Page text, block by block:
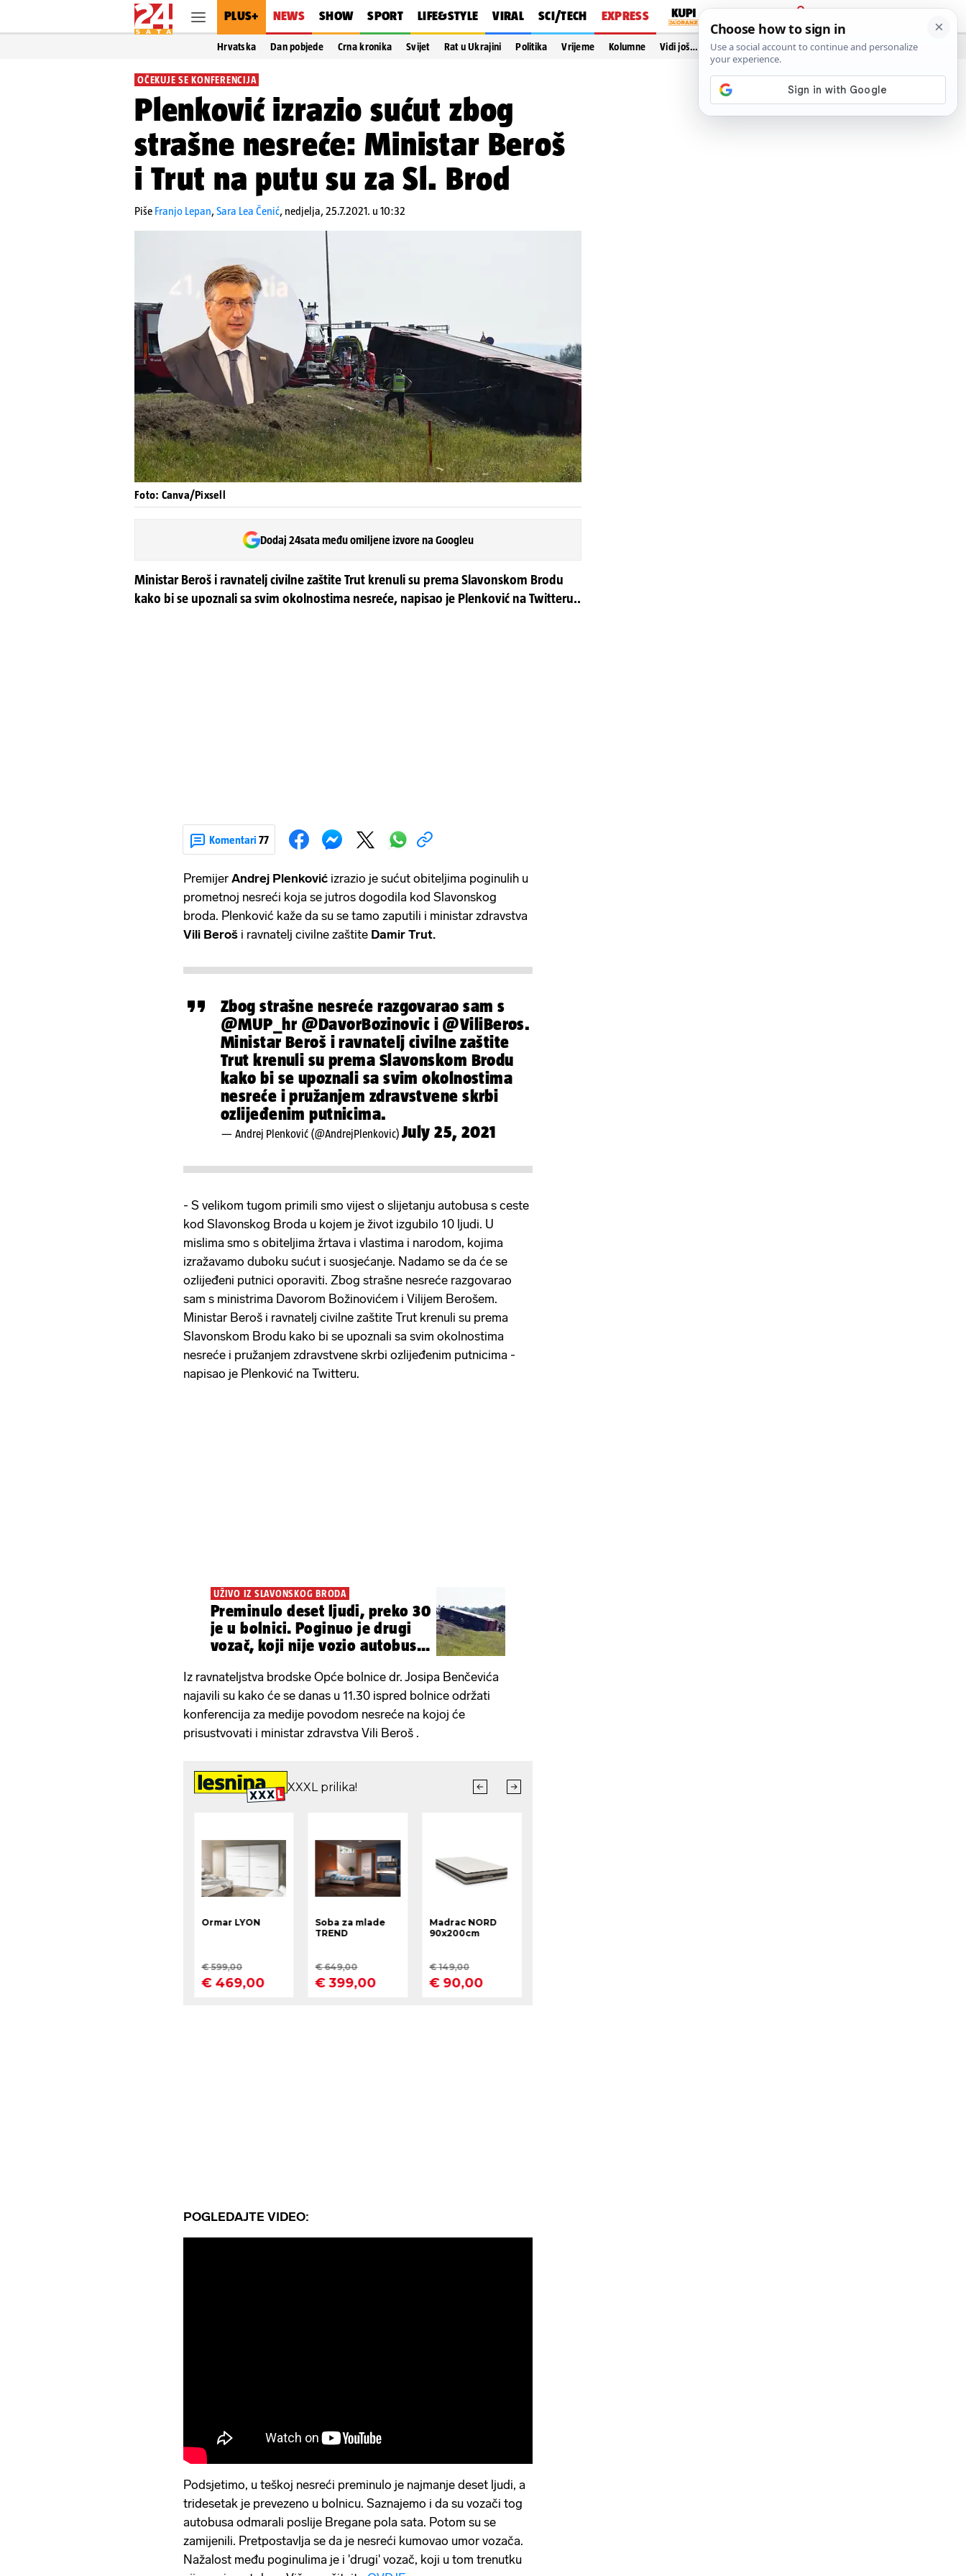
PLUS+ NEWS SHOW SPORT LIFE&STYLE VIRAL SCI/TECH EXPRESS
PRIJAVA
Hrvatska Dan pobjede Crna kronika Svijet Rat u Ukrajini Politika Vrijeme Kolumne Vidi još…
OČEKUJE SE KONFERENCIJA
Plenković izrazio sućut zbog
strašne nesreće: Ministar Beroš
i Trut na putu su za Sl. Brod
Piše Franjo Lepan,Sara Lea Čenić, nedjelja, 25.7.2021. u 10:32
Foto: Canva/Pixsell
Dodaj 24sata među omiljene izvore na Googleu
Ministar Beroš i ravnatelj civilne zaštite Trut krenuli su prema Slavonskom Brodu
kako bi se upoznali sa svim okolnostima nesreće, napisao je Plenković na Twitteru..
Komentari 77
Premijer Andrej Plenković izrazio je sućut obiteljima poginulih u
prometnoj nesreći koja se jutros dogodila kod Slavonskog
broda. Plenković kaže da su se tamo zaputili i ministar zdravstva
Vili Beroš i ravnatelj civilne zaštite Damir Trut.
Zbog strašne nesreće razgovarao sam s
@MUP_hr @DavorBozinovic i @ViliBeros.
Ministar Beroš i ravnatelj civilne zaštite
Trut krenuli su prema Slavonskom Brodu
kako bi se upoznali sa svim okolnostima
nesreće i pružanjem zdravstvene skrbi
ozlijeđenim putnicima.
— Andrej Plenković (@AndrejPlenkovic) July 25, 2021
- S velikom tugom primili smo vijest o slijetanju autobusa s ceste
kod Slavonskog Broda u kojem je život izgubilo 10 ljudi. U
mislima smo s obiteljima žrtava i vlastima i narodom, kojima
izražavamo duboku sućut i suosjećanje. Nadamo se da će se
ozlijeđeni putnici oporaviti. Zbog strašne nesreće razgovarao
sam s ministrima Davorom Božinovićem i Vilijem Berošem.
Ministar Beroš i ravnatelj civilne zaštite Trut krenuli su prema
Slavonskom Brodu kako bi se upoznali sa svim okolnostima
nesreće i pružanjem zdravstvene skrbi ozlijeđenim putnicima -
napisao je Plenković na Twitteru.
UŽIVO IZ SLAVONSKOG BRODA
Preminulo deset ljudi, preko 30
je u bolnici. Poginuo je drugi
vozač, koji nije vozio autobus...
Iz ravnateljstva brodske Opće bolnice dr. Josipa Benčevića
najavili su kako će se danas u 11.30 ispred bolnice održati
konferencija za medije povodom nesreće na kojoj će
prisustvovati i ministar zdravstva Vili Beroš .
POGLEDAJTE VIDEO:
Podsjetimo, u teškoj nesreći preminulo je najmanje deset ljudi, a
tridesetak je prevezeno u bolnicu. Saznajemo i da su vozači tog
autobusa odmarali poslije Bregane pola sata. Potom su se
zamijenili. Pretpostavlja se da je nesreći kumovao umor vozača.
Nažalost među poginulima je i 'drugi' vozač, koji u tom trenutku